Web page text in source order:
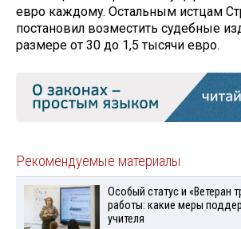
евро каждому. Остальным истцам
постановил возместить судебные
размере от 30 до 1,5 тысячи евро.
Рекомендуемые материалы
Особый статус и «Ветеран
работы: какие меры
учителя